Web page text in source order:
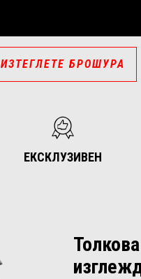
ИЗТЕГЛЕТЕ БРОШУРА
ЕКСКЛУЗИВЕН